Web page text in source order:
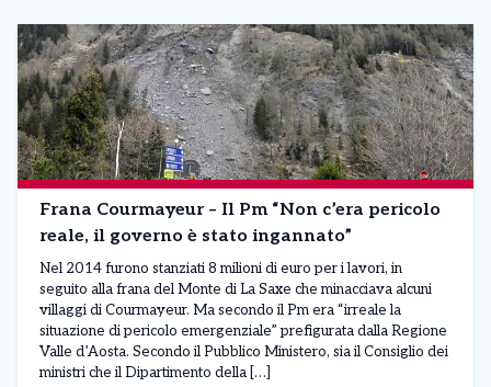
Frana Courmayeur – Il Pm “Non c’era pericolo
reale, il governo è stato ingannato”
Nel 2014 furono stanziati 8 milioni di euro per i lavori, in
seguito alla frana del Monte di La Saxe che minacciava alcuni
villaggi di Courmayeur. Ma secondo il Pm era “irreale la
situazione di pericolo emergenziale” prefigurata dalla Regione
Valle d’Aosta. Secondo il Pubblico Ministero, sia il Consiglio dei
ministri che il Dipartimento della […]